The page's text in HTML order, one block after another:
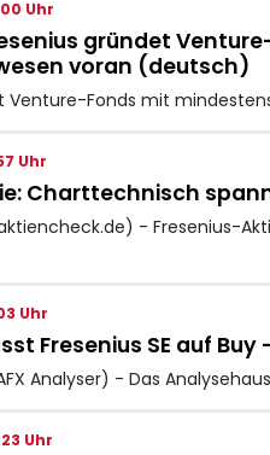
Uhr
gründet
voran (deutsch)
Venture-Fonds mit
Uhr
Charttechnisch
- Fresenius-
Uhr
Fresenius SE auf Buy
Analyser) - Das
Uhr